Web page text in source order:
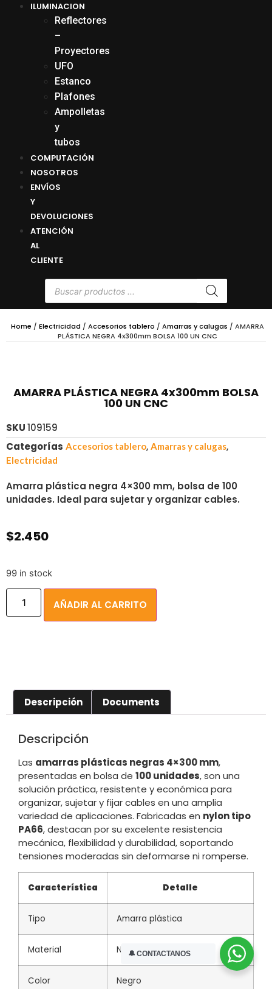
ILUMINACION
Reflectores
–
Proyectores
UFO
Estanco
Plafones
Ampolletas
y
tubos
COMPUTACIÓN
NOSOTROS
ENVÍOS
Y
DEVOLUCIONES
ATENCIÓN
AL
CLIENTE
Home / Electricidad / Accesorios tablero / Amarras y calugas / AMARRA
PLÁSTICA NEGRA 4x300mm BOLSA 100 UN CNC
AMARRA PLÁSTICA NEGRA 4x300mm BOLSA
100 UN CNC
SKU109159
Categorías Accesorios tablero, Amarras y calugas,
Electricidad
Amarra plástica negra 4×300 mm, bolsa de 100
unidades. Ideal para sujetar y organizar cables.
$2.450
99 in stock
AÑADIR AL CARRITO
Descripción Documents
Descripción
Las amarras plásticas negras 4×300 mm,
presentadas en bolsa de 100 unidades, son una
solución práctica, resistente y económica para
organizar, sujetar y fijar cables en una amplia
variedad de aplicaciones. Fabricadas en nylon tipo
PA66, destacan por su excelente resistencia
mecánica, flexibilidad y durabilidad, soportando
tensiones moderadas sin deformarse ni romperse.
Característica Detalle
Tipo Amarra plástica
Material Nylon PA66
Color Negro
🔔 CONTACTANOS